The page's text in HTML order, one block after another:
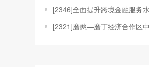
[2346]全面提升跨境金融服务水平 金融
[2321]磨憨—磨丁经济合作区中方区域招商